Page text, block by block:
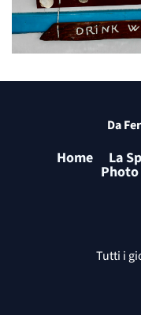
Da
Home La
Tutti i